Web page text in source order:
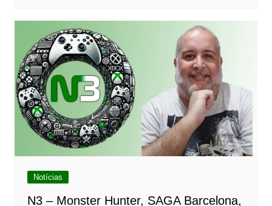
Notícias
N3 – Monster Hunter, SAGA Barcelona,